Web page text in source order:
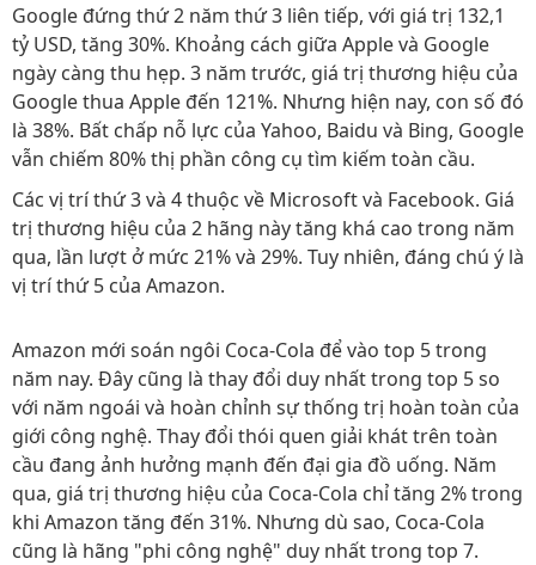
Google đứng thứ 2 năm thứ 3 liên tiếp, với giá trị 132,1
tỷ USD, tăng 30%. Khoảng cách giữa Apple và Google
ngày càng thu hẹp. 3 năm trước, giá trị thương hiệu của
Google thua Apple đến 121%. Nhưng hiện nay, con số đó
là 38%. Bất chấp nỗ lực của Yahoo, Baidu và Bing, Google
vẫn chiếm 80% thị phần công cụ tìm kiếm toàn cầu.
Các vị trí thứ 3 và 4 thuộc về Microsoft và Facebook. Giá
trị thương hiệu của 2 hãng này tăng khá cao trong năm
qua, lần lượt ở mức 21% và 29%. Tuy nhiên, đáng chú ý là
vị trí thứ 5 của Amazon.
Amazon mới soán ngôi Coca-Cola để vào top 5 trong
năm nay. Đây cũng là thay đổi duy nhất trong top 5 so
với năm ngoái và hoàn chỉnh sự thống trị hoàn toàn của
giới công nghệ. Thay đổi thói quen giải khát trên toàn
cầu đang ảnh hưởng mạnh đến đại gia đồ uống. Năm
qua, giá trị thương hiệu của Coca-Cola chỉ tăng 2% trong
khi Amazon tăng đến 31%. Nhưng dù sao, Coca-Cola
cũng là hãng "phi công nghệ" duy nhất trong top 7.